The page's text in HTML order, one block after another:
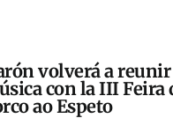
volverá a
con la III Feira
ao Espeto